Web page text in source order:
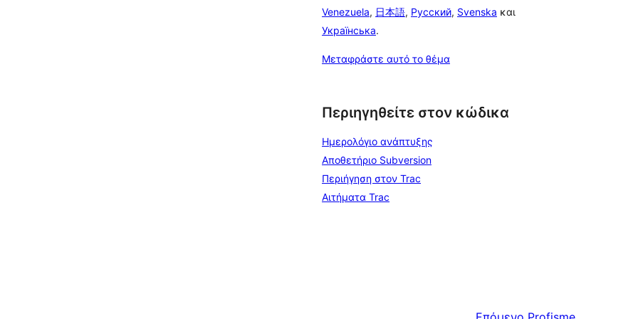
Venezuela, 日本語, Русский, Svenska και
Українська.
Μεταφράστε αυτό το θέμα
Περιηγηθείτε στον κώδικα
Ημερολόγιο ανάπτυξης
Αποθετήριο Subversion
Περιήγηση στον Trac
Αιτήματα Trac